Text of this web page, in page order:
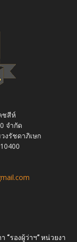
ชสีห์
จำกัด
งรัชดาภิเษก
“รองผู้ว่าฯ” หน่วยงา